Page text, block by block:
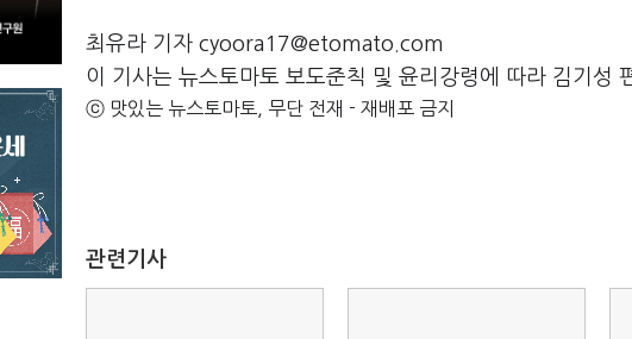
최유라 기자 cyoora17@etomato.com
이 기사는 뉴스토마토 보도준칙 및 윤리강령에 따라 김기성
ⓒ 맛있는 뉴스토마토, 무단 전재 - 재배포 금지
관련기사